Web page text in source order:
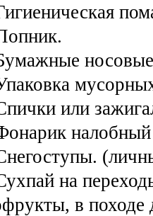
или
на
в походе